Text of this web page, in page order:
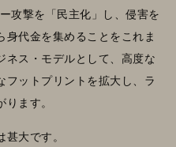
攻撃を「民主化」し、侵害を
身代金を集めることをこれま
ネス・モデルとして、高度な
フットプリントを拡大し、ラ
ます。
大です。